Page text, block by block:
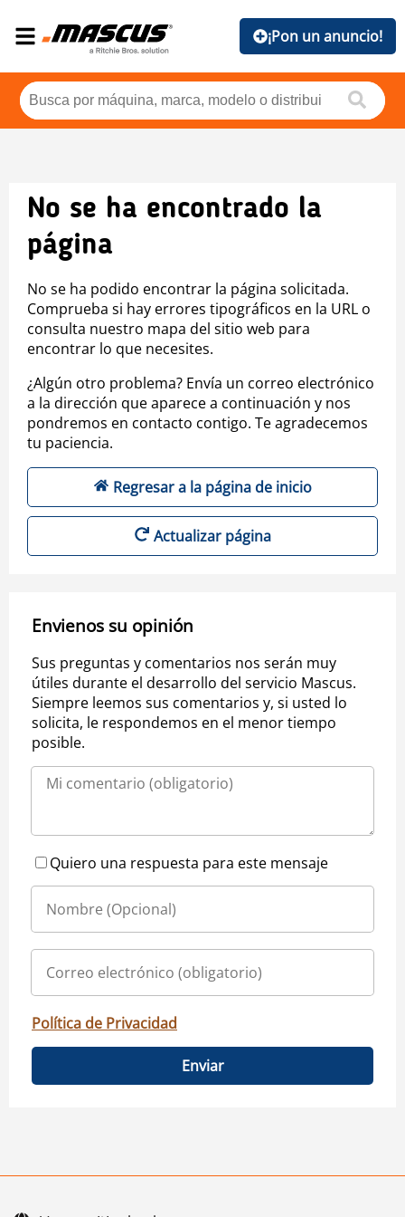
¡Pon un anuncio!
No se ha encontrado la
página
No se ha podido encontrar la página solicitada.
Comprueba si hay errores tipográficos en la URL o
consulta nuestro mapa del sitio web para
encontrar lo que necesites.
¿Algún otro problema? Envía un correo electrónico
a la dirección que aparece a continuación y nos
pondremos en contacto contigo. Te agradecemos
tu paciencia.
Regresar a la página de inicio
Actualizar página
Envienos su opinión
Sus preguntas y comentarios nos serán muy
útiles durante el desarrollo del servicio Mascus.
Siempre leemos sus comentarios y, si usted lo
solicita, le respondemos en el menor tiempo
posible.
Quiero una respuesta para este mensaje
Política de Privacidad
Enviar